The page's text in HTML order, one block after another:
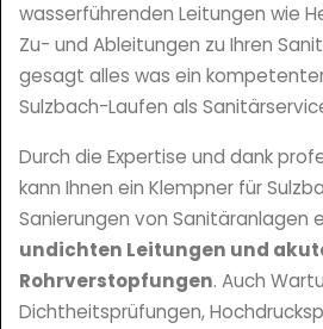
wasserführenden Leitungen wie
Zu- und Ableitungen zu Ihren
gesagt alles was ein
Sulzbach-Laufen als
Durch die Expertise und dank
kann Ihnen ein Klempner für
Sanierungen von Sanitäranlagen
undichten Leitungen und
Rohrverstopfungen. Auch
Dichtheitsprüfungen,